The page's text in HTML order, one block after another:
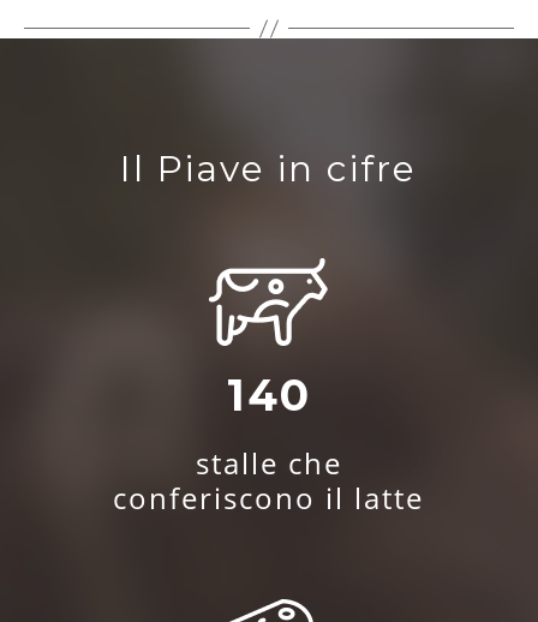
Il Piave in cifre
140
stalle che
conferiscono il latte